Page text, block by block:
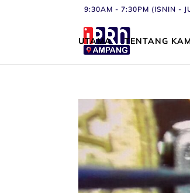
9:30AM - 7:30PM (ISNIN -
UTAMA TENTANG